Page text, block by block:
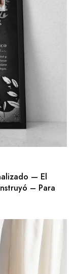
— El
– Para